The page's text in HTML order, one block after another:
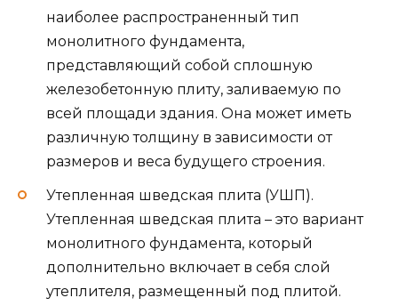
наиболее распространенный тип
монолитного фундамента,
представляющий собой сплошную
железобетонную плиту, заливаемую по
всей площади здания. Она может иметь
различную толщину в зависимости от
размеров и веса будущего строения.
Утепленная шведская плита (УШП).
Утепленная шведская плита – это вариант
монолитного фундамента, который
дополнительно включает в себя слой
утеплителя, размещенный под плитой.